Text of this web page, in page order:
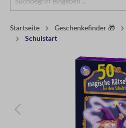
Startseite Geschenkefinder 🎁
Schulstart